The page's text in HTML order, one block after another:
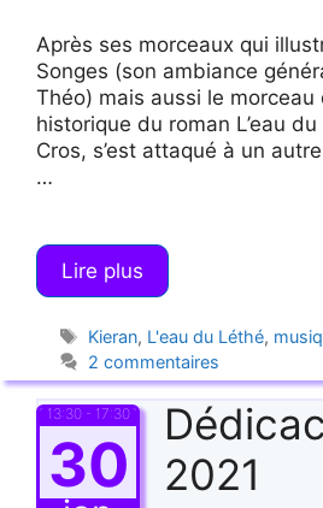
Après ses morceaux qui
Songes (son ambiance
Théo) mais aussi le morceau
historique du roman L’eau
Cros, s’est attaqué à un
…
Lire plus
Étiquettes
Kieran, L'eau du Léthé,
2 commentaires
13:30 - 17:30
30
2021